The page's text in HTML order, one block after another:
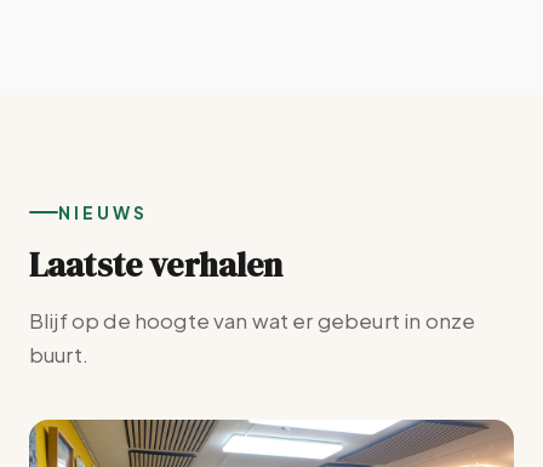
NIEUWS
Laatste verhalen
Blijf op de hoogte van wat er gebeurt in onze
buurt.